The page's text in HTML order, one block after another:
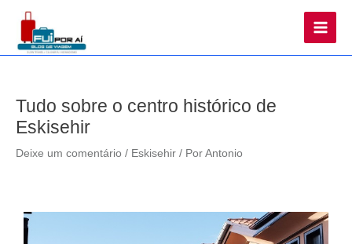
Main
Tudo sobre o centro histórico de
Eskisehir
Deixe um comentário / Eskisehir / Por Antonio